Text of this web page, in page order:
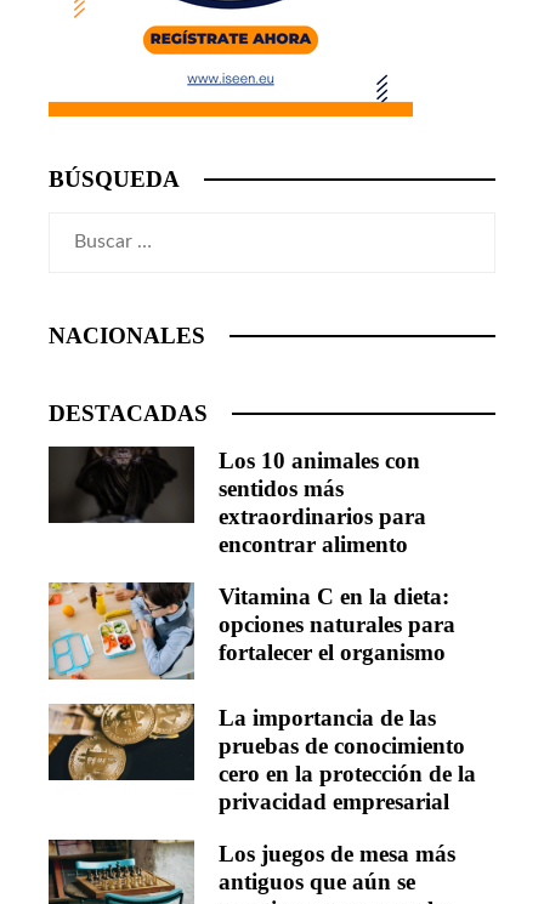
BÚSQUEDA
NACIONALES
DESTACADAS
Los 10 animales con
sentidos más
extraordinarios para
encontrar alimento
Vitamina C en la dieta:
opciones naturales para
fortalecer el organismo
La importancia de las
pruebas de conocimiento
cero en la protección de la
privacidad empresarial
Los juegos de mesa más
antiguos que aún se